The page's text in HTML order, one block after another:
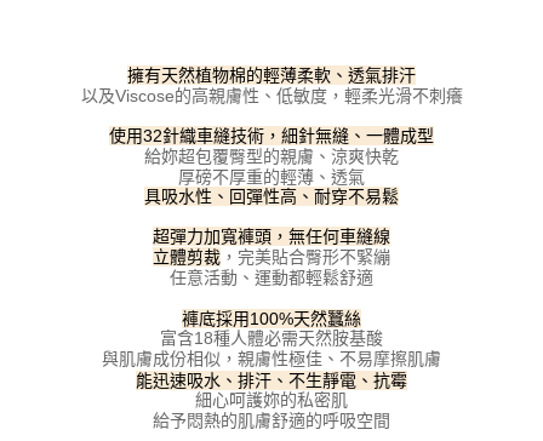
購買商品的店家。未經商家同意取消之訂單仍視為有效，需透過AFTEE先享
後付繳納相關費用。
※ 交易是否成功請以「AFTEE先享後付 」之結帳頁面顯示為準，若有關於
是否繳費成功／繳費後需取消欲退款等相關疑問，請聯繫「AFTEE先享後付
https://netprotections.freshdesk.com/support/home
１．透過由恩沛科技股份有限公司提供之「AFTEE先享後付」服務完成之交
易，需依本服務之必要範圍內提供個人資料，並將交易相關給付款項請求債
權轉讓予恩沛科技股份有限公司。
https://aftee.tw/terms/#terms3
３．未成年的使用者請事先徵得法定代理人或監護人之同意方可使用
「AFTEE先享後付」，若未經同意申辦者引起之損失，本公司不負相關責
４．使用「AFTEE先享後付」時，將依據個別帳號之用戶狀況，依本公司即
時審查核予不同之上限額度；若仍有額度不足之情形，本公司將視審查結果
每筆NT$100，滿NT$800(含以上)免運費
付款後7-11取貨
每筆NT$100，滿NT$800(含以上)免運費
每筆NT$100，滿NT$800(含以上)免運費
擁有天然植物棉的輕薄柔軟、透氣排汗
以及Viscose的高親膚性、低敏度，輕柔光滑不刺癢
使用32針織車縫技術，細針無縫、一體成型
給妳超包覆臀型的親膚、涼爽快乾
厚磅不厚重的輕薄、透氣
具吸水性、回彈性高、耐穿不易鬆
超彈力加寬褲頭，無任何車縫線
立體剪裁 ，完美貼合臀形不緊繃
任意活動、運動都輕鬆舒適
褲底採用100%天然蠶絲
富含18種人體必需天然胺基酸
與肌膚成份相似，親膚性極佳、不易摩擦肌膚
能迅速吸水、排汗、不生靜電、抗霉
細心呵護妳的私密肌
給予悶熱的肌膚舒適的呼吸空間